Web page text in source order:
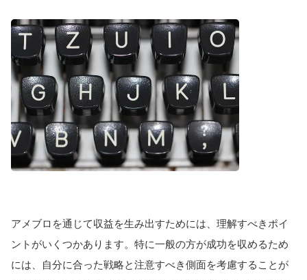
アメブロを通じて収益を生み出すためには、理解すべきポイ
ントがいくつかあります。特に一般の方が成功を収めるため
には、自分に合った戦略と注意すべき側面を考慮することが